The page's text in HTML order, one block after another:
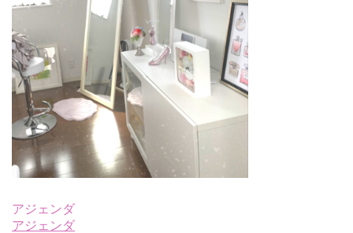
アジェンダ
アジェンダ